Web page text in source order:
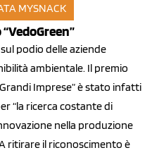
MYSNACK
podio delle aziende
ambientale. Il premio
Imprese” è stato infatti
“la ricerca costante di
nella produzione
ritirare il riconoscimento è